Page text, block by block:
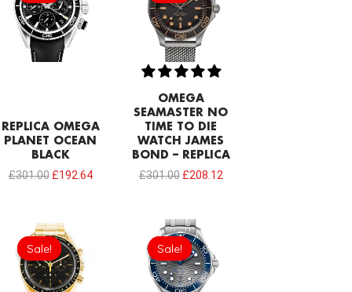
REPLICA OMEGA
PLANET OCEAN
BLACK
£301.00
£301.00.
£192.64
OMEGA
SEAMASTER NO
TIME TO DIE
WATCH JAMES
BOND – REPLICA
£301.00
£301.00.
£208.12
Sale!
Sale!
Original
price
was:
£1,032.00.
Sale!
Sale!
Original
price
was:
£301.00.